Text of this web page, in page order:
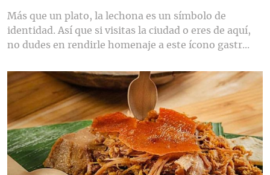
Más que un plato, la lechona es un símbolo de
identidad. Así que si visitas la ciudad o eres de aquí,
no dudes en rendirle homenaje a este ícono gastr...
Contenido multimedia principal